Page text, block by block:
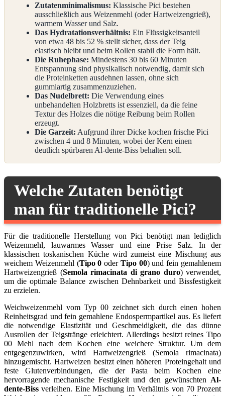
Zutatenminimalismus: Klassische Pici bestehen
ausschließlich aus Weizenmehl (oder Hartweizengrieß),
warmem Wasser und Salz.
Das Hydratationsverhältnis: Ein Flüssigkeitsanteil
von etwa 48 bis 52 % stellt sicher, dass der Teig
elastisch bleibt und beim Rollen stabil die Form hält.
Die Ruhephase: Mindestens 30 bis 60 Minuten
Entspannung sind physikalisch notwendig, damit sich
die Proteinketten ausdehnen lassen, ohne sich
gummiartig zusammenzuziehen.
Das Nudelbrett: Die Verwendung eines
unbehandelten Holzbretts ist essenziell, da die feine
Textur des Holzes die nötige Reibung beim Rollen
erzeugt.
Die Garzeit: Aufgrund ihrer Dicke kochen frische Pici
zwischen 4 und 8 Minuten, wobei der Kern einen
deutlich spürbaren Al-dente-Biss behalten soll.
Welche Zutaten benötigt
man für traditionelle Pici?
Für die traditionelle Herstellung von Pici benötigt man lediglich
Weizenmehl, lauwarmes Wasser und eine Prise Salz. In der
klassischen toskanischen Küche wird zumeist eine Mischung aus
weichem Weizenmehl (Tipo 0 oder Tipo 00) und fein gemahlenem
Hartweizengrieß (Semola rimacinata di grano duro) verwendet,
um die optimale Balance zwischen Dehnbarkeit und Bissfestigkeit
zu erzielen.
Weichweizenmehl vom Typ 00 zeichnet sich durch einen hohen
Reinheitsgrad und fein gemahlene Endospermpartikel aus. Es liefert
die notwendige Elastizität und Geschmeidigkeit, die das dünne
Ausrollen der Teigstränge erleichtert. Allerdings besitzt reines Tipo
00 Mehl nach dem Kochen eine weichere Struktur. Um dem
entgegenzuwirken, wird Hartweizengrieß (Semola rimacinata)
hinzugemischt. Hartweizen besitzt einen höheren Proteingehalt und
feste Glutenverbindungen, die der Pasta beim Kochen eine
hervorragende mechanische Festigkeit und den gewünschten Al-
dente-Biss verleihen. Eine Mischung im Verhältnis von 70 Prozent